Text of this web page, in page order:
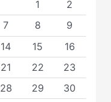
1
2
7 8
9
14 15
16
21 22
23
28 29
30